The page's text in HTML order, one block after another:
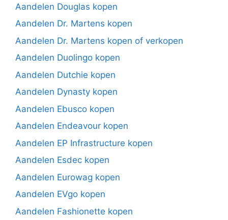
Aandelen Douglas kopen
Aandelen Dr. Martens kopen
Aandelen Dr. Martens kopen of verkopen
Aandelen Duolingo kopen
Aandelen Dutchie kopen
Aandelen Dynasty kopen
Aandelen Ebusco kopen
Aandelen Endeavour kopen
Aandelen EP Infrastructure kopen
Aandelen Esdec kopen
Aandelen Eurowag kopen
Aandelen EVgo kopen
Aandelen Fashionette kopen